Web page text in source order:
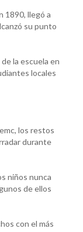
1890, llegó a
su punto
la escuela en
locales
los restos
durante
niños nunca
de ellos
con el más